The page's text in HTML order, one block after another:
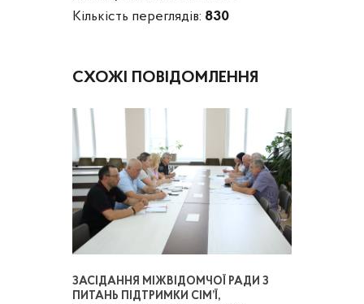
Кількість переглядів: 830
СХОЖІ ПОВІДОМЛЕННЯ
ЗАСІДАННЯ МІЖВІДОМЧОЇ РАДИ З
ПИТАНЬ ПІДТРИМКИ СІМ’Ї,